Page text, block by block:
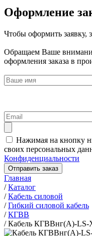
Оформление
Чтобы оформить заявку,
Обращаем Ваше
оформления заказа в
Нажимая на кнопку
своих персональных
Конфиденциальности
Отправить заказ
Главная
/Каталог
/Кабель силовой
/Гибкий силовой кабель
/КГВВ
/Кабель КГВВнг(А)-LS-